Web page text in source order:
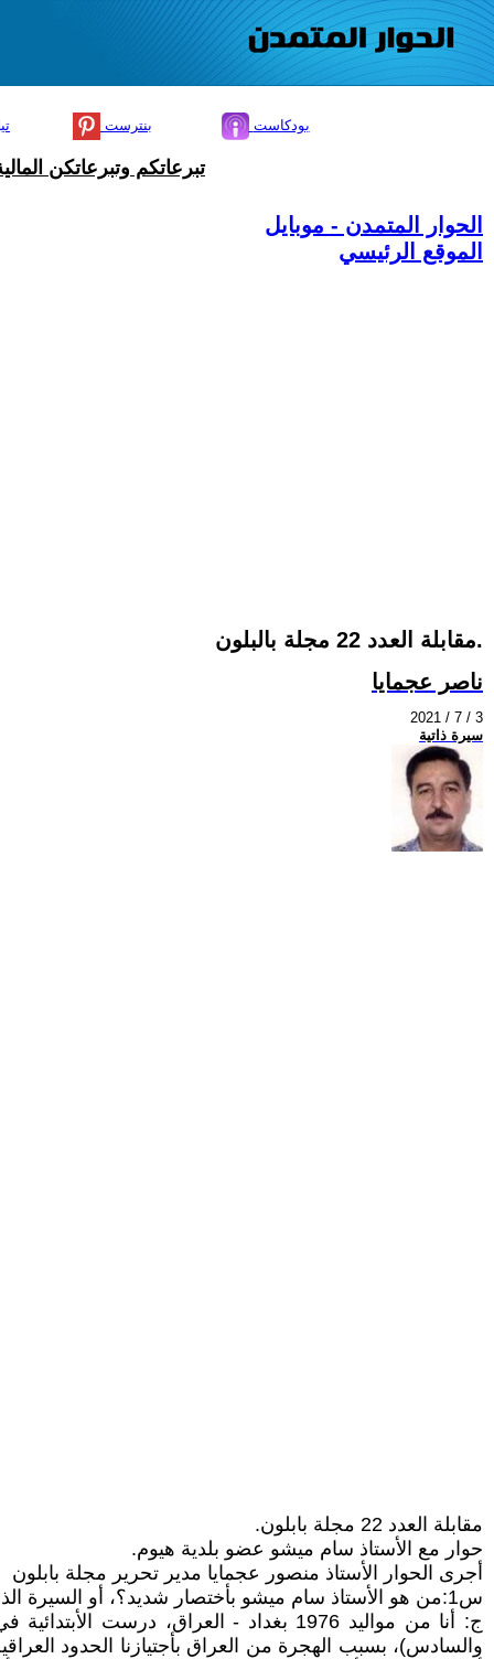
بنترست بودكاست
تبرعاتكم وتبرعاتكن
الحوار المتمدن - موبايل
الموقع الرئيسي
مقابلة العدد 22 مجلة بالبلون.
ناصر عجمايا
2021 / 7 / 3
سيرة ذاتية
مقابلة العدد 22 مجلة بابلون.
حوار مع الأستاذ سام ميشو عضو بلدية هيوم.
أجرى الحوار الأستاذ منصور عجمايا مدير تحرير مجلة بابلون
س1:من هو الأستاذ سام ميشو بأختصار شديد؟، أو السيرة الذاتية لكم؟
ج: أنا من مواليد 1976 بغداد - العراق،
والسادس)، بسبب الهجرة من العراق بأجتيازنا الحدود